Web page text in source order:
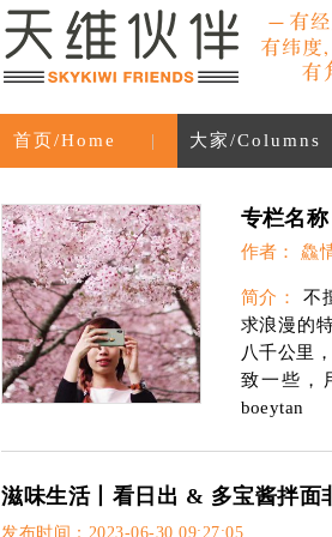
首页/Home | 大家/Columns
专栏名
作者： 鱻
简介：
不
求浪漫的
八千公里
致一些，
boeytan
滋味生活丨看日出 & 多宝酱拌面
发布时间：2023-06-30 09:27:05